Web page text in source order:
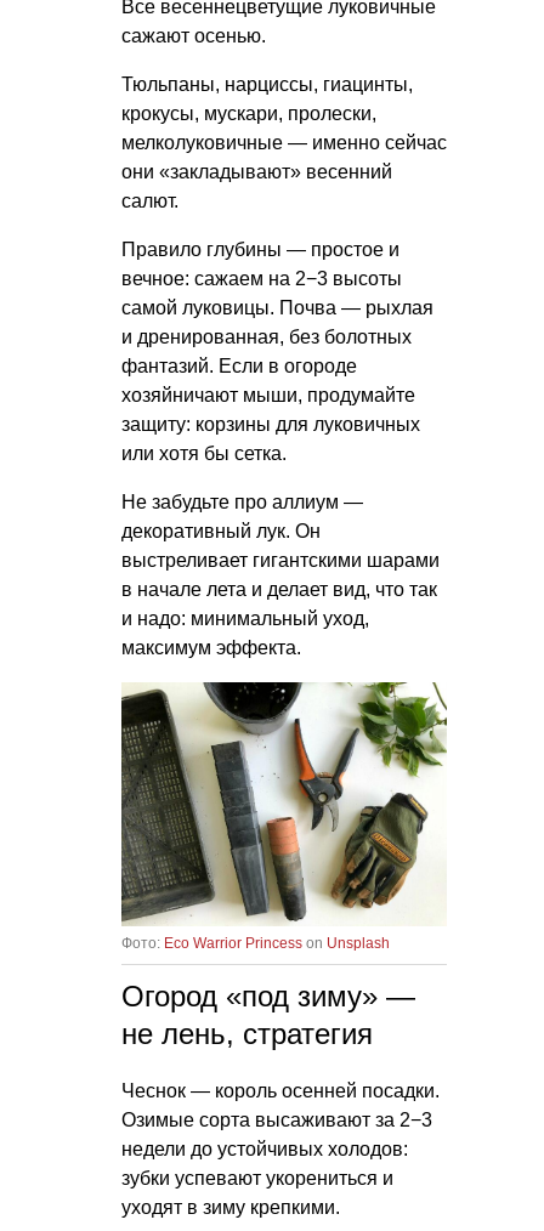
Все весеннецветущие луковичные
сажают осенью.
Тюльпаны, нарциссы, гиацинты,
крокусы, мускари, пролески,
мелколуковичные — именно сейчас
они «закладывают» весенний
салют.
Правило глубины — простое и
вечное: сажаем на 2−3 высоты
самой луковицы. Почва — рыхлая
и дренированная, без болотных
фантазий. Если в огороде
хозяйничают мыши, продумайте
защиту: корзины для луковичных
или хотя бы сетка.
Не забудьте про аллиум —
декоративный лук. Он
выстреливает гигантскими шарами
в начале лета и делает вид, что так
и надо: минимальный уход,
максимум эффекта.
Фото: Eco Warrior Princess on Unsplash
Огород «под зиму» —
не лень, стратегия
Чеснок — король осенней посадки.
Озимые сорта высаживают за 2−3
недели до устойчивых холодов:
зубки успевают укорениться и
уходят в зиму крепкими.